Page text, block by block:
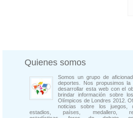
Quienes somos
Somos un grupo de
deportes. Nos propusimos la
desarrollar esta web con el
brindar información sobre
Olímpicos de Londres 2012.
noticias sobre los juegos,
estadios, países, medallero,